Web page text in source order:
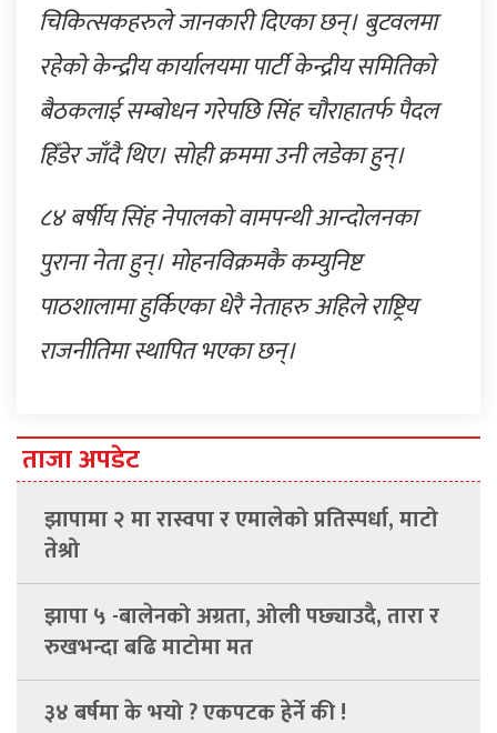
चिकित्सकहरुले जानकारी दिएका छन्। बुटवलमा
रहेको केन्द्रीय कार्यालयमा पार्टी केन्द्रीय समितिको
बैठकलाई सम्बोधन गरेपछि सिंह चौराहातर्फ पैदल
हिँडेर जाँदै थिए। सोही क्रममा उनी लडेका हुन्।
८४ बर्षीय सिंह नेपालको वामपन्थी आन्दोलनका
पुराना नेता हुन्। मोहनविक्रमकै कम्युनिष्ट
पाठशालामा हुर्किएका धेरै नेताहरु अहिले राष्ट्रिय
राजनीतिमा स्थापित भएका छन्।
ताजा अपडेट
झापामा २ मा रास्वपा र एमालेको प्रतिस्पर्धा, माटो
तेश्रो
झापा ५ -बालेनको अग्रता, ओली पछ्याउदै, तारा र
रुखभन्दा बढि माटोमा मत
३४ बर्षमा के भयो ? एकपटक हेर्ने की !